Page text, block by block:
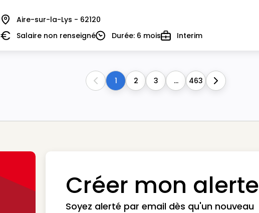
Lieu Aire-sur-la-Lys - 62120
SalaireSalaire non renseignéDuréeDurée: 6 moisTypeInterim
Previous
1 2 3 ... 463 Next
Créer mon alerte
Soyez alerté par email dès qu'un nouveau